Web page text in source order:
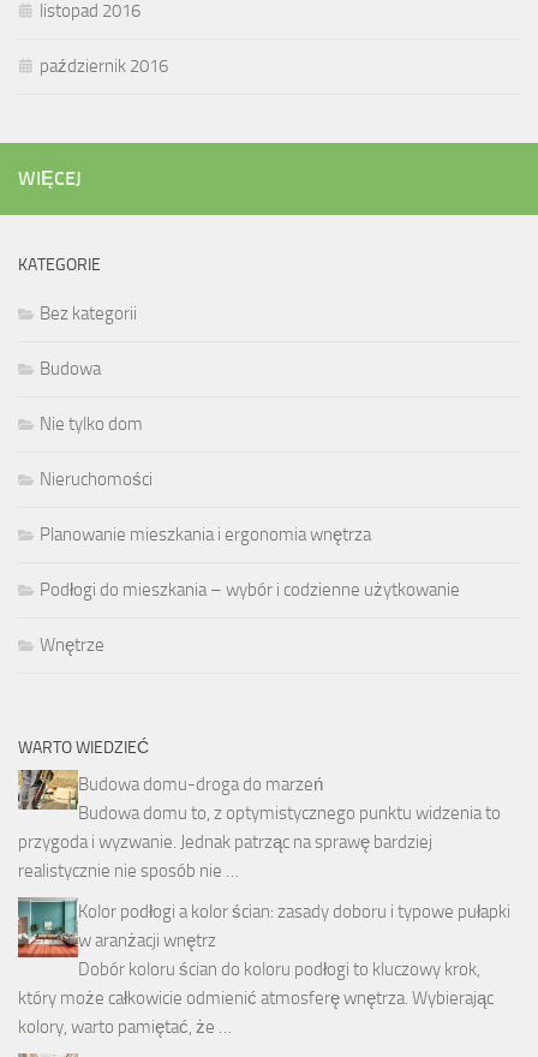
listopad 2016
październik 2016
WIĘCEJ
KATEGORIE
Bez kategorii
Budowa
Nie tylko dom
Nieruchomości
Planowanie mieszkania i ergonomia wnętrza
Podłogi do mieszkania – wybór i codzienne użytkowanie
Wnętrze
WARTO WIEDZIEĆ
Budowa domu-droga do marzeń
Budowa domu to, z optymistycznego punktu widzenia to
przygoda i wyzwanie. Jednak patrząc na sprawę bardziej
realistycznie nie sposób nie …
Kolor podłogi a kolor ścian: zasady doboru i typowe pułapki
w aranżacji wnętrz
Dobór koloru ścian do koloru podłogi to kluczowy krok,
który może całkowicie odmienić atmosferę wnętrza. Wybierając
kolory, warto pamiętać, że …